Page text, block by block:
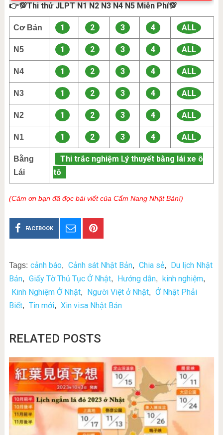
👉💯Thi thử JLPT N1 N2 N3 N4 N5 Miễn Phí💯
Cơ Bản 1 2 3 4 ALL
N5 1 2 3 4 ALL
N4 1 2 3 4 ALL
N3 1 2 3 4 ALL
N2 1 2 3 4 ALL
N1 1 2 3 4 ALL
Bằng
Lái
Thi trắc nghiệm Lý thuyết bằng lái xe ô
tô
(Cảm ơn bạn đã đọc bài viết của Cẩm Nang Nhật Bản!)
FACEBOOK
Tags: cảnh báo, Cảnh sát Nhật Bản, Chia sẻ,
Du lịch Nhật
Bản, Giấy Tờ Thủ Tục Ở Nhật, Hướng dẫn, kinh nghiệm,
Kinh Nghiệm Ở Nhật, Người Việt ở Nhật, Ở Nhật Phải
Biết, Tin mới, Xin visa Nhật Bản
RELATED POSTS